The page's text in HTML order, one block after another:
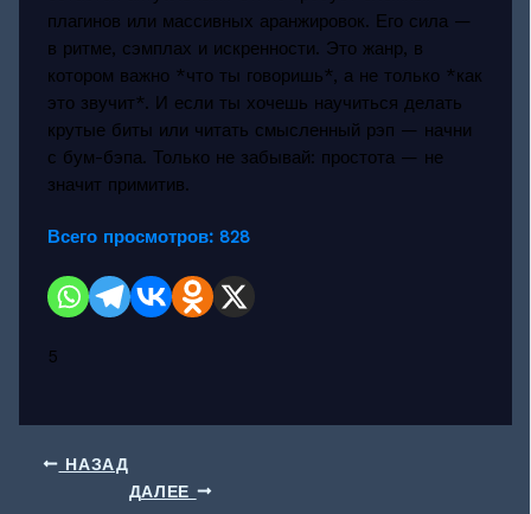
плагинов или массивных аранжировок. Его сила —
в ритме, сэмплах и искренности. Это жанр, в
котором важно *что ты говоришь*, а не только *как
это звучит*. И если ты хочешь научиться делать
крутые биты или читать смысленный рэп — начни
с бум-бэпа. Только не забывай: простота — не
значит примитив.
Всего просмотров: 828
5
НАЗАД
ДАЛЕЕ